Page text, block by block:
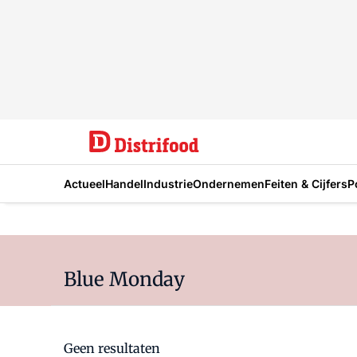
ActueelHandelIndustrieOndernemenFeiten & Cijfers
Blue Monday
Geen resultaten